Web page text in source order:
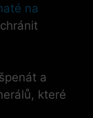
na
a
které